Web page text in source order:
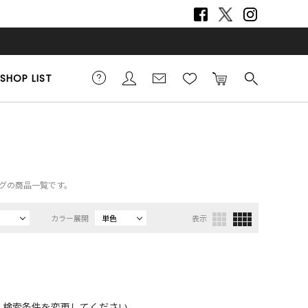
SHOP LIST
商品一覧です。
カラー展開 単色 表示